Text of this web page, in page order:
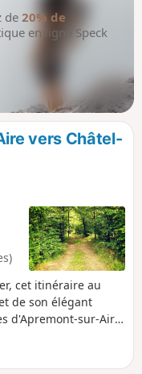
de 20% de
en ligne Speck
vers Châtel-
cet itinéraire au
de son élégant
d'Apremont-sur-Aire